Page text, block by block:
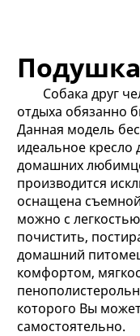
Собака друг
отдыха обязанно
Данная модель
идеальное кресло
домашних
производится
оснащена
можно с
почистить,
домашний
комфортом,
которого Вы
самостоятельно.